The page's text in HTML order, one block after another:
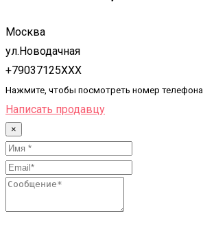
Москва
ул.Новодачная
+79037125XXX
Нажмите, чтобы посмотреть номер телефона
Написать продавцу
×